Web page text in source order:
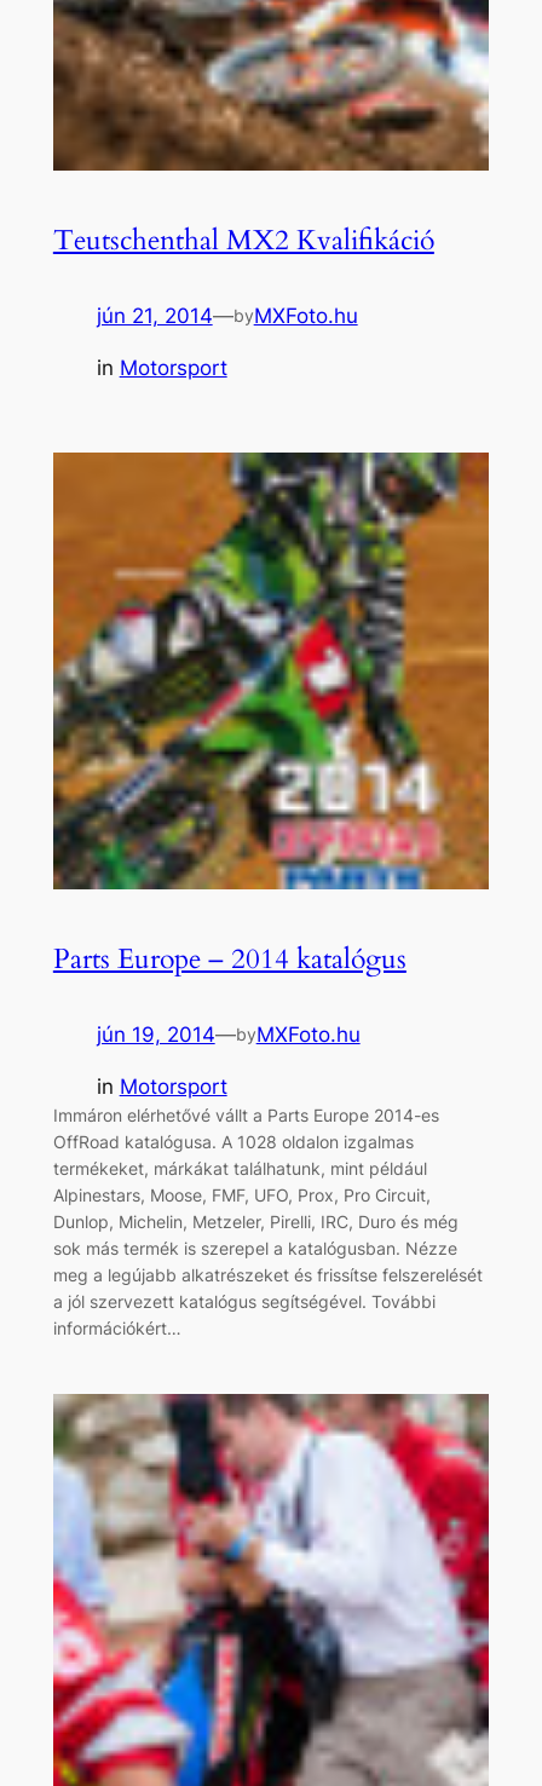
Teutschenthal MX2 Kvalifikáció
jún 21, 2014—byMXFoto.hu
in Motorsport
Parts Europe – 2014 katalógus
jún 19, 2014—byMXFoto.hu
in Motorsport
Immáron elérhetővé vállt a Parts Europe 2014-es
OffRoad katalógusa. A 1028 oldalon izgalmas
termékeket, márkákat találhatunk, mint például
Alpinestars, Moose, FMF, UFO, Prox, Pro Circuit,
Dunlop, Michelin, Metzeler, Pirelli, IRC, Duro és még
sok más termék is szerepel a katalógusban. Nézze
meg a legújabb alkatrészeket és frissítse felszerelését
a jól szervezett katalógus segítségével. További
információkért…